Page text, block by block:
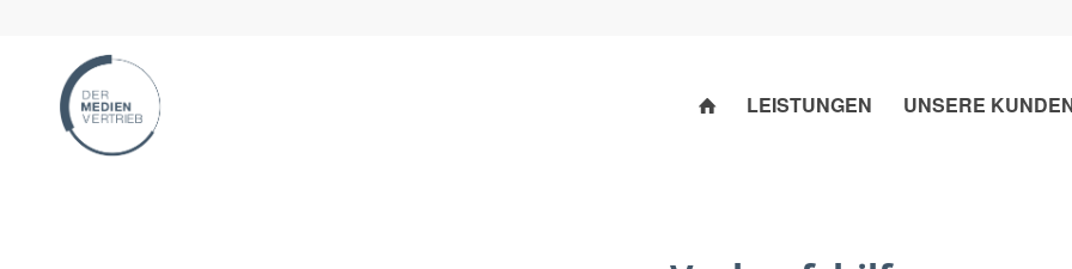
LEISTUNGEN UNSERE